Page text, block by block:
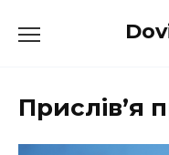
до
Прислів’я